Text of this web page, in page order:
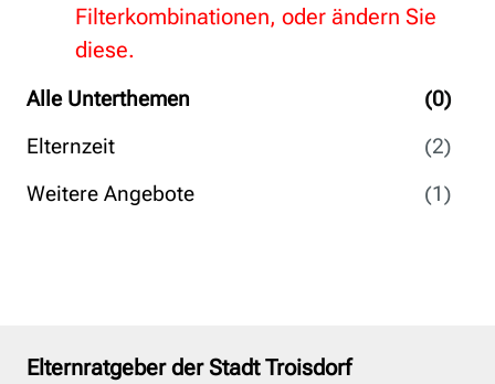
Alle Unterthemen
(0)
Elternzeit
(2)
Weitere Angebote
(1)
Filterkombinationen, oder ändern Sie
diese.
Elternratgeber der Stadt Troisdorf